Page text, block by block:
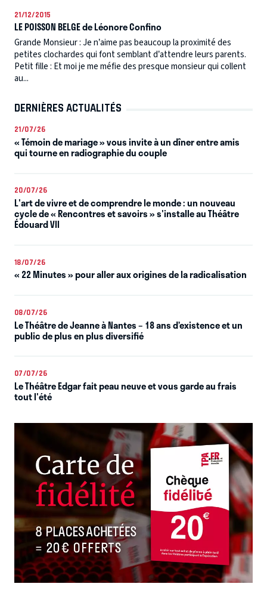
21/12/2015
LE POISSON BELGE de Léonore Confino
Grande Monsieur : Je n’aime pas beaucoup la proximité des
petites clochardes qui font semblant d’attendre leurs parents.
Petit fille : Et moi je me méfie des presque monsieur qui collent
au...
DERNIÈRES ACTUALITÉS
21/07/26
« Témoin de mariage » vous invite à un dîner entre amis
qui tourne en radiographie du couple
20/07/26
L'art de vivre et de comprendre le monde : un nouveau
cycle de « Rencontres et savoirs » s'installe au Théâtre
Édouard VII
18/07/26
« 22 Minutes » pour aller aux origines de la radicalisation
08/07/26
Le Théâtre de Jeanne à Nantes – 18 ans d’existence et un
public de plus en plus diversifié
07/07/26
Le Théâtre Edgar fait peau neuve et vous garde au frais
tout l'été